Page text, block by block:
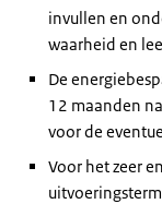
invullen en
waarheid en
De
12 maanden
voor de
Voor het zeer